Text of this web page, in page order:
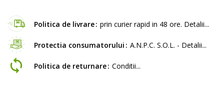
Politica de livrare prin curier rapid in 48 ore. Detalii...
Protectia consumatorului A.N.P.C. S.O.L. - Detalii...
Politica de returnare Conditii...